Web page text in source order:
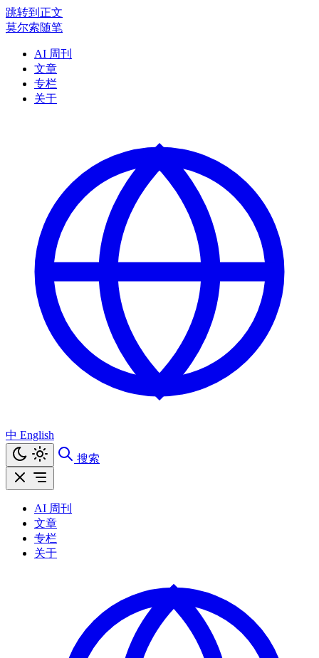
跳转到正文
莫尔索随笔
AI 周刊
文章
专栏
关于
中 English
搜索
AI 周刊
文章
专栏
关于